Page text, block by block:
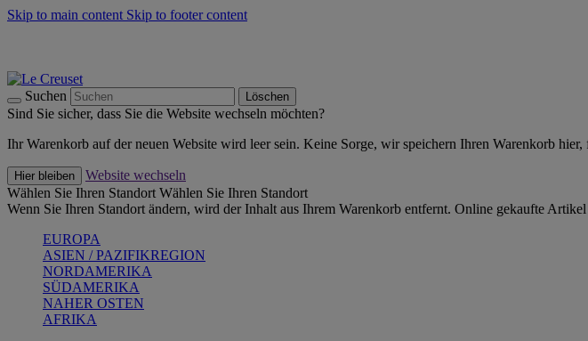
Skip to main content Skip to footer content
Suchen Löschen
Sind Sie sicher, dass Sie die Website wechseln möchten?
Ihr Warenkorb auf der neuen Website wird leer sein. Keine Sorge, wir speichern Ihren Warenkorb
Hier bleiben
Website wechseln
Wählen Sie Ihren Standort Wählen Sie Ihren Standort
Wenn Sie Ihren Standort ändern, wird der Inhalt aus Ihrem Warenkorb entfernt. Online gekaufte
EUROPA
ASIEN / PAZIFIKREGION
NORDAMERIKA
SÜDAMERIKA
NAHER OSTEN
AFRIKA